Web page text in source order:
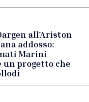
all’Ariston
addosso:
Marini
progetto che